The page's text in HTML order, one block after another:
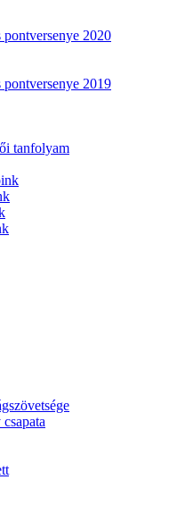
2020
2019
tanfolyam